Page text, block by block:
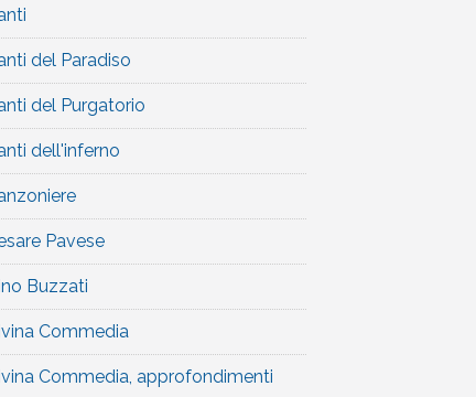
del Paradiso
del Purgatorio
dell'inferno
Pavese
Buzzati
Commedia
Commedia, approfondimenti